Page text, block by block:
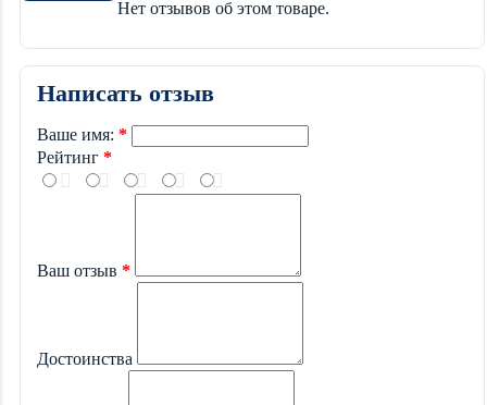
Нет отзывов об этом товаре.
Написать отзыв
Ваше имя:
Рейтинг
Ваш отзыв
Достоинства